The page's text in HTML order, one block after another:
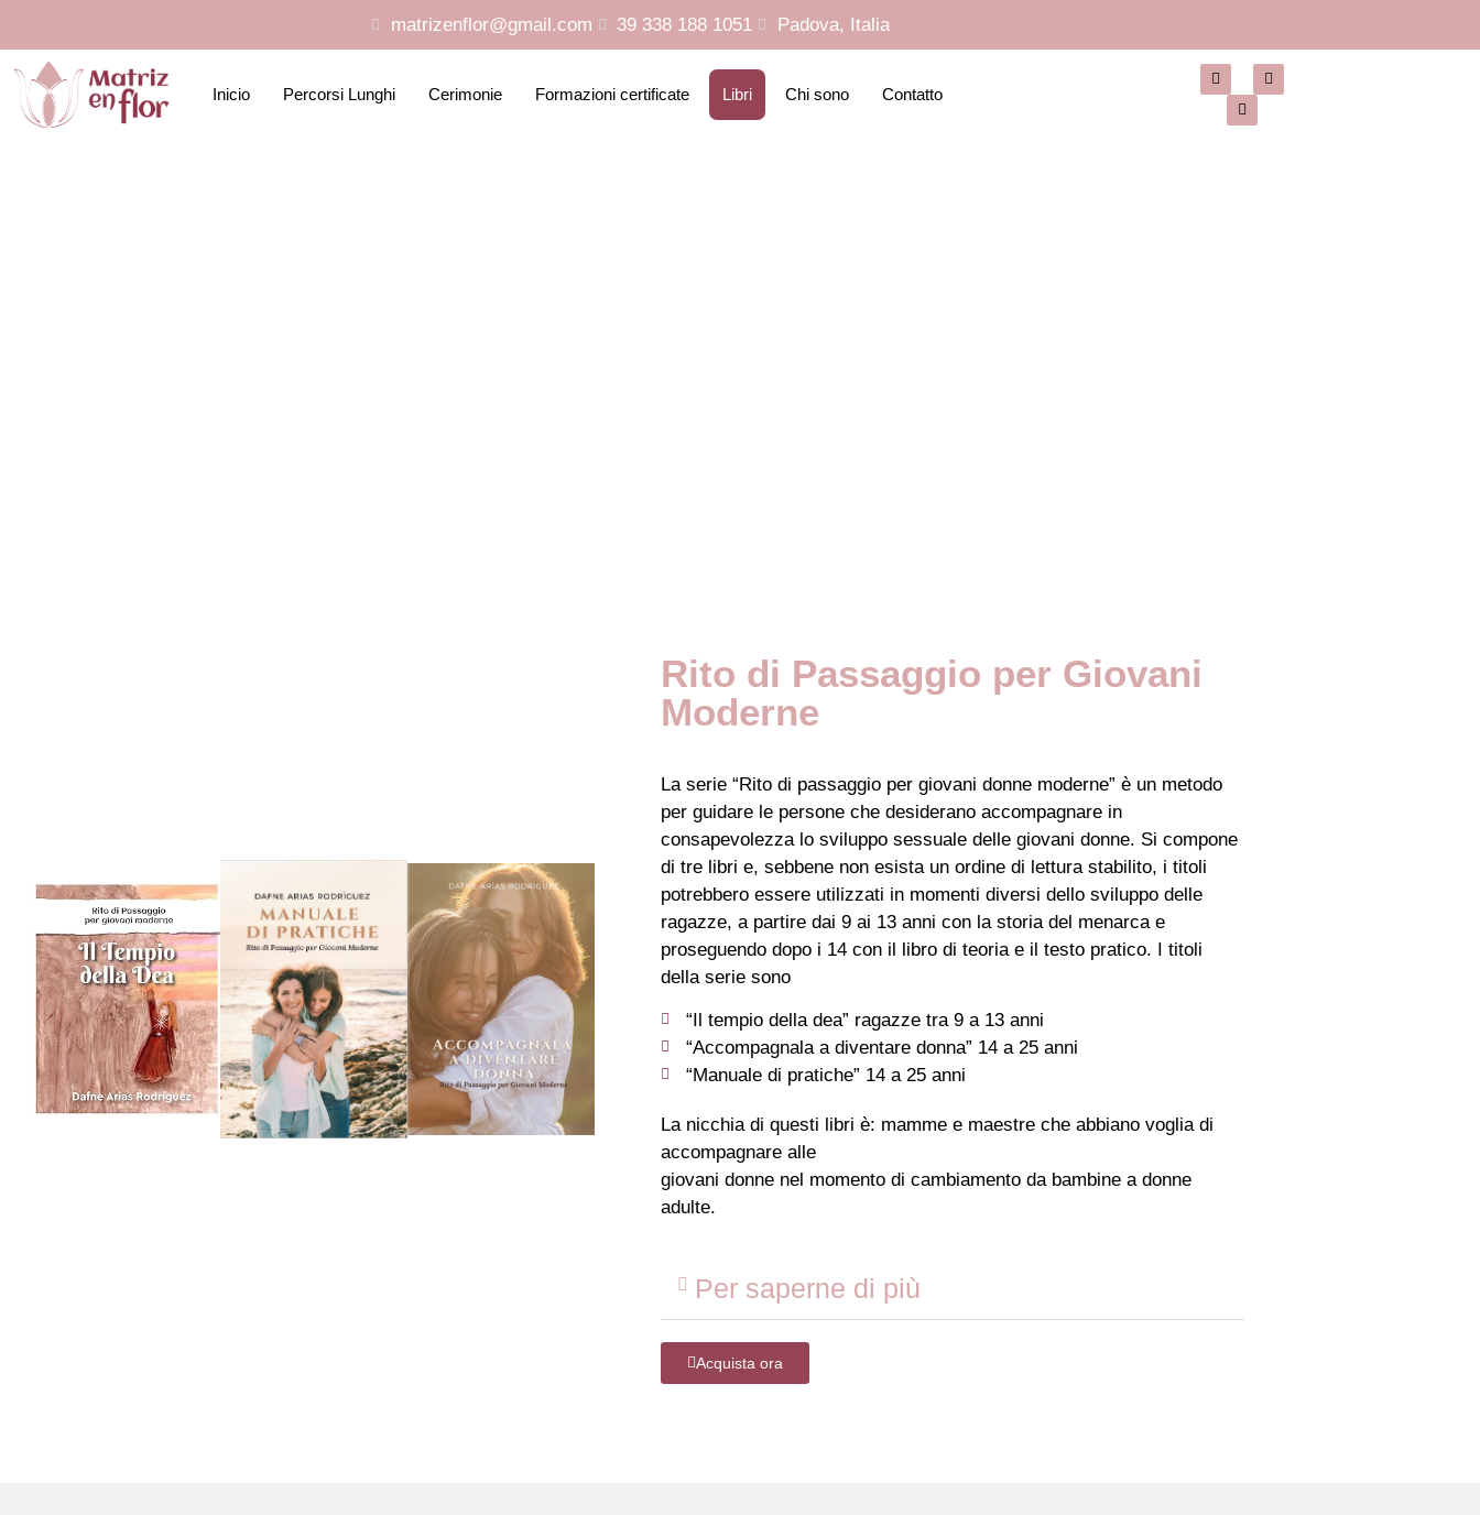
matrizenflor@gmail.com 39 338 188 1051 Padova, Italia
Inicio Percorsi Lunghi Cerimonie Formazioni certificate Libri Chi sono Contatto
Rito di Passaggio per Giovani
Moderne
La serie “Rito di passaggio per giovani donne moderne” è un metodo
per guidare le persone che desiderano accompagnare in
consapevolezza lo sviluppo sessuale delle giovani donne. Si compone
di tre libri e, sebbene non esista un ordine di lettura stabilito, i titoli
potrebbero essere utilizzati in momenti diversi dello sviluppo delle
ragazze, a partire dai 9 ai 13 anni con la storia del menarca e
proseguendo dopo i 14 con il libro di teoria e il testo pratico. I titoli
della serie sono
“Il tempio della dea” ragazze tra 9 a 13 anni
“Accompagnala a diventare donna” 14 a 25 anni
“Manuale di pratiche” 14 a 25 anni
La nicchia di questi libri è: mamme e maestre che abbiano voglia di
accompagnare alle
giovani donne nel momento di cambiamento da bambine a donne
adulte.
Per saperne di più
Acquista ora